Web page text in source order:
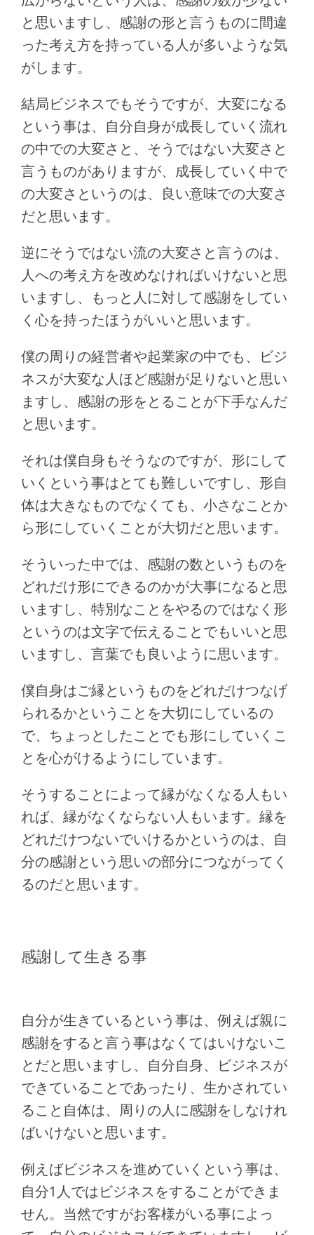
と思いますし、感謝の形と言うものに間違
った考え方を持っている人が多いような気
がします。
結局ビジネスでもそうですが、大変になる
という事は、自分自身が成長していく流れ
の中での大変さと、そうではない大変さと
言うものがありますが、成長していく中で
の大変さというのは、良い意味での大変さ
だと思います。
逆にそうではない流の大変さと言うのは、
人への考え方を改めなければいけないと思
いますし、もっと人に対して感謝をしてい
く心を持ったほうがいいと思います。
僕の周りの経営者や起業家の中でも、ビジ
ネスが大変な人ほど感謝が足りないと思い
ますし、感謝の形をとることが下手なんだ
と思います。
それは僕自身もそうなのですが、形にして
いくという事はとても難しいですし、形自
体は大きなものでなくても、小さなことか
ら形にしていくことが大切だと思います。
そういった中では、感謝の数というものを
どれだけ形にできるのかが大事になると思
いますし、特別なことをやるのではなく形
というのは文字で伝えることでもいいと思
いますし、言葉でも良いように思います。
僕自身はご縁というものをどれだけつなげ
られるかということを大切にしているの
で、ちょっとしたことでも形にしていくこ
とを心がけるようにしています。
そうすることによって縁がなくなる人もい
れば、縁がなくならない人もいます。縁を
どれだけつないでいけるかというのは、自
分の感謝という思いの部分につながってく
るのだと思います。
感謝して生きる事
自分が生きているという事は、例えば親に
感謝をすると言う事はなくてはいけないこ
とだと思いますし、自分自身、ビジネスが
できていることであったり、生かされてい
ること自体は、周りの人に感謝をしなけれ
ばいけないと思います。
例えばビジネスを進めていくという事は、
自分1人ではビジネスをすることができま
せん。当然ですがお客様がいる事によっ